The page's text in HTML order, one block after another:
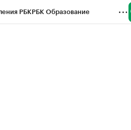
РБКРБК Образование